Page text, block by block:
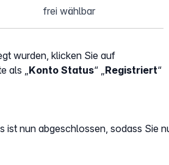
frei wählbar
wurden, klicken Sie auf
als „Konto Status“ „Registriert“
ist nun abgeschlossen, sodass Sie